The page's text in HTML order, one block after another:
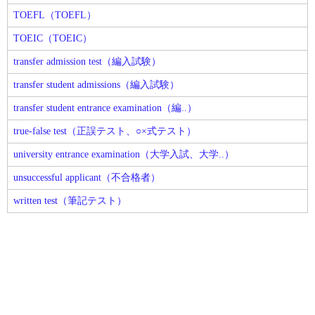
TOEFL（TOEFL）
TOEIC（TOEIC）
transfer admission test（編入試験）
transfer student admissions（編入試験）
transfer student entrance examination（編..）
true-false test（正誤テスト、○×式テスト）
university entrance examination（大学入試、大学..）
unsuccessful applicant（不合格者）
written test（筆記テスト）